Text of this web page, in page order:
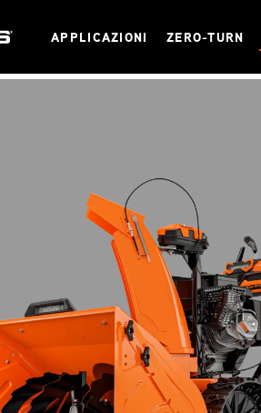
APPLICAZIONI ZERO-TURN